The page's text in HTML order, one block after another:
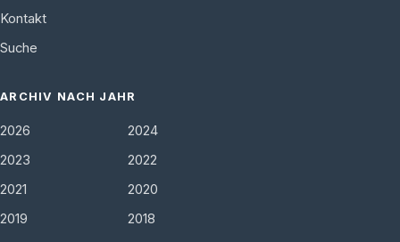
Kontakt
Suche
ARCHIV NACH JAHR
2026
2024
2023
2022
2021
2020
2019
2018